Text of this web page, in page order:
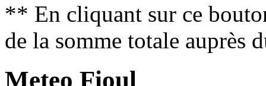
** En cliquant sur ce
de la somme totale auprès
Meteo Fioul